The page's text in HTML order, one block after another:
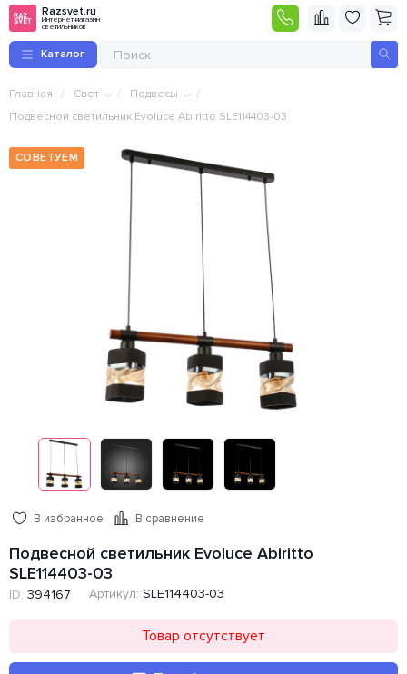
Razsvet.ru
Интернет-магазин
светильников
Каталог
Главная / Свет / Подвесы /
Подвесной светильник Evoluce Abiritto SLE114403-03
СОВЕТУЕМ
В избранное В сравнение
Подвесной светильник Evoluce Abiritto
SLE114403-03
ID: 394167 Артикул: SLE114403-03
Товар отсутствует